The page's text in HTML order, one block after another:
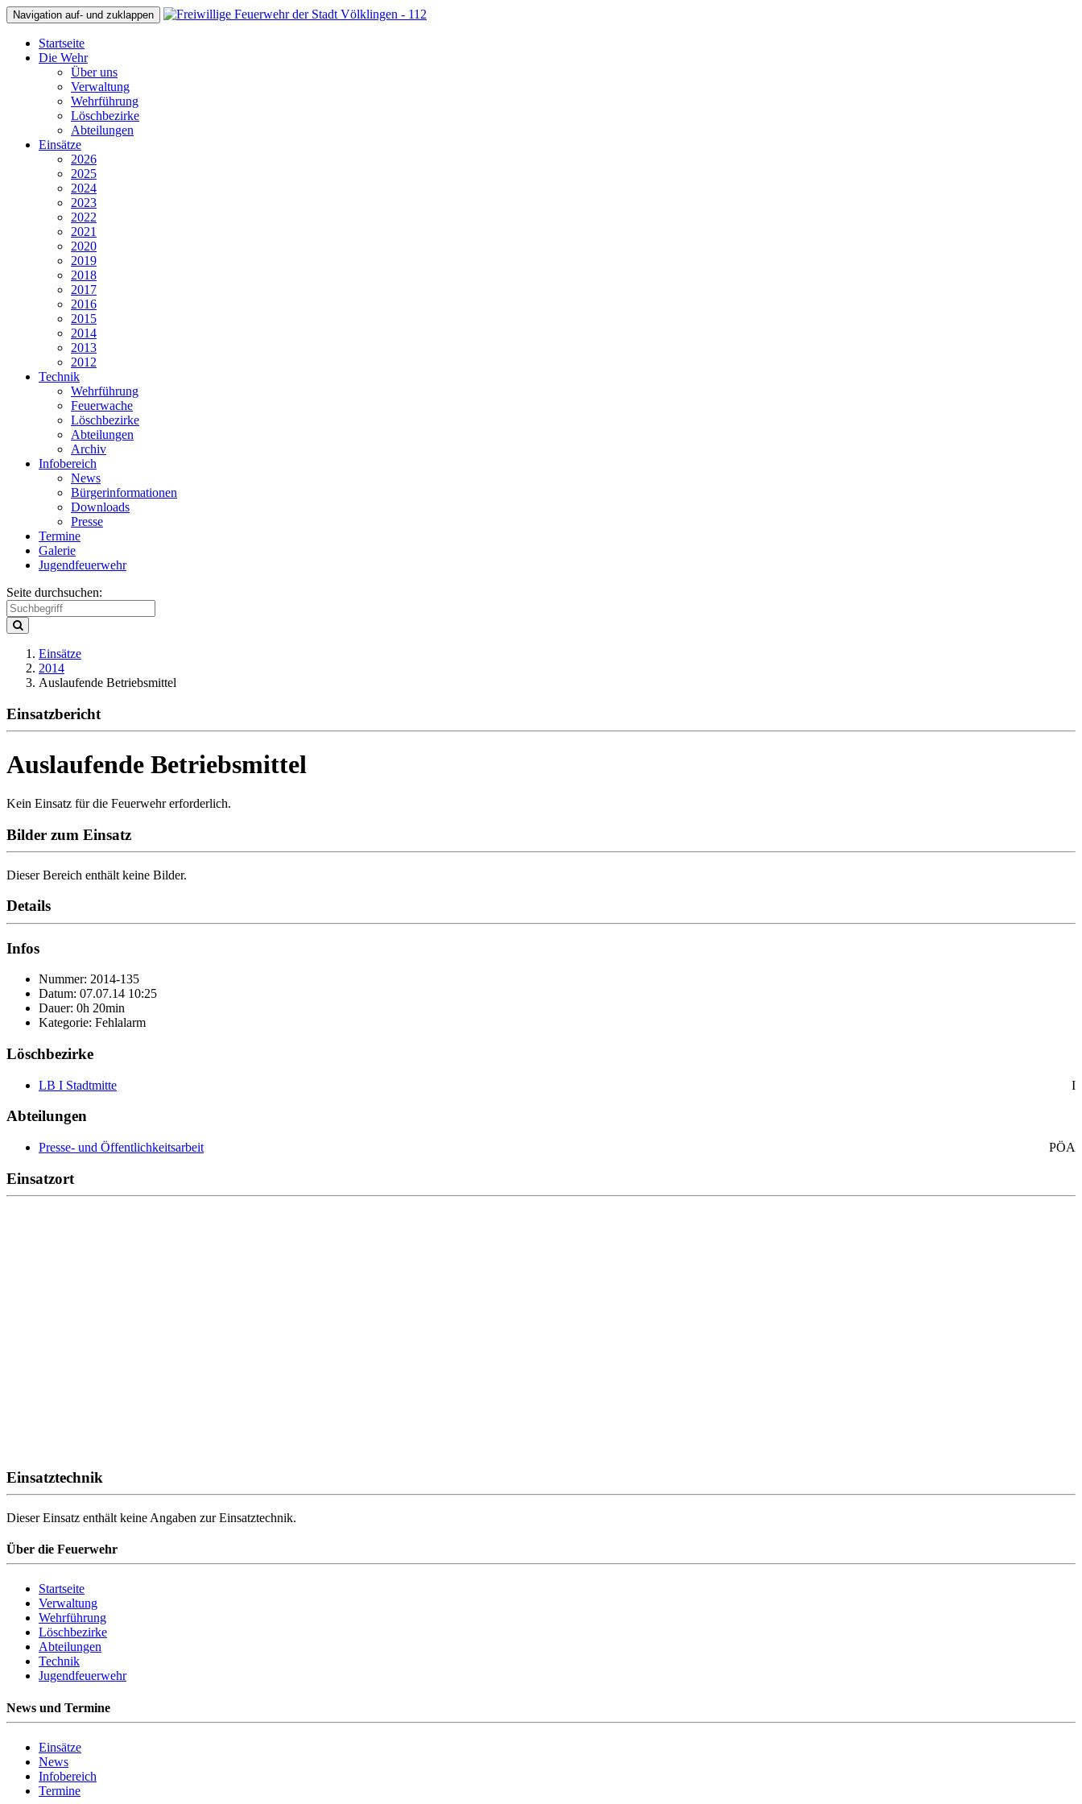
Navigation auf- und zuklappen
Startseite
Die Wehr
Über uns
Verwaltung
Wehrführung
Löschbezirke
Abteilungen
Einsätze
2026
2025
2024
2023
2022
2021
2020
2019
2018
2017
2016
2015
2014
2013
2012
Technik
Wehrführung
Feuerwache
Löschbezirke
Abteilungen
Archiv
Infobereich
News
Bürgerinformationen
Downloads
Presse
Termine
Galerie
Jugendfeuerwehr
Seite durchsuchen:
Einsätze
2014
Auslaufende Betriebsmittel
Einsatzbericht
Auslaufende Betriebsmittel
Kein Einsatz für die Feuerwehr erforderlich.
Bilder zum Einsatz
Dieser Bereich enthält keine Bilder.
Details
Infos
Nummer: 2014-135
Datum: 07.07.14 10:25
Dauer: 0h 20min
Kategorie: Fehlalarm
Löschbezirke
LB I Stadtmitte I
Abteilungen
Presse- und Öffentlichkeitsarbeit PÖA
Einsatzort
Einsatztechnik
Dieser Einsatz enthält keine Angaben zur Einsatztechnik.
Über die Feuerwehr
Startseite
Verwaltung
Wehrführung
Löschbezirke
Abteilungen
Technik
Jugendfeuerwehr
News und Termine
Einsätze
News
Infobereich
Termine